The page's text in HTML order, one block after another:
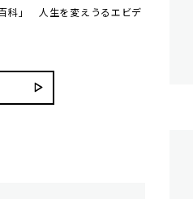
科」 人生を変えうるエビデ